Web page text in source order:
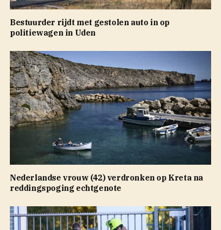
Bestuurder rijdt met gestolen auto in op
politiewagen in Uden
Nederlandse vrouw (42) verdronken op Kreta na
reddingspoging echtgenote